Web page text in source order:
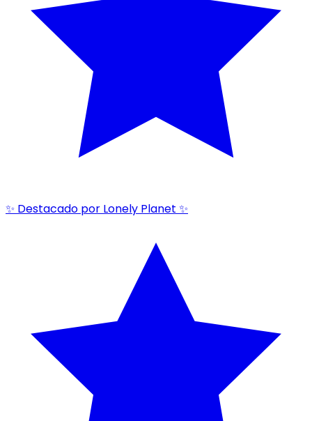
✨ Destacado por Lonely Planet ✨